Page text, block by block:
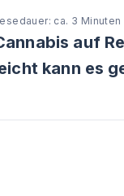
ca. 3 Minuten
auf
kann es